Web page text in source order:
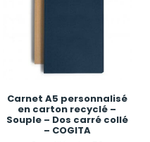
Carnet A5 personnalisé
en carton recyclé –
Souple – Dos carré collé
– COGITA